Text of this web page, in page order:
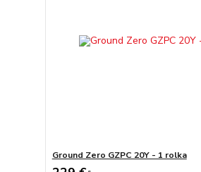
Ground Zero GZPC 20Y - 1 rolka